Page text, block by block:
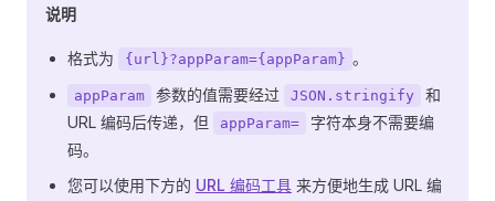
说明
格式为 {url}?appParam={appParam} 。
appParam 参数的值需要经过 JSON.stringify
和
URL 编码后传递，但
appParam=
字符本身不需要编
码。
您可以使用下方的 URL 编码工具 来方便地生成 URL 编